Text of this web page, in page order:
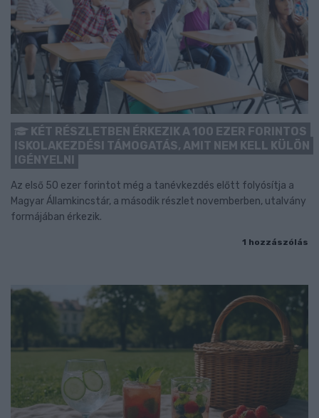
KÉT RÉSZLETBEN ÉRKEZIK A 100 EZER FORINTOS
ISKOLAKEZDÉSI TÁMOGATÁS, AMIT NEM KELL KÜLÖN
IGÉNYELNI
Az első 50 ezer forintot még a tanévkezdés előtt folyósítja a
Magyar Államkincstár, a második részlet novemberben, utalvány
formájában érkezik.
1 hozzászólás